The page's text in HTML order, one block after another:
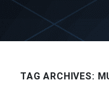
Skip
content
TAG ARCHIVES: